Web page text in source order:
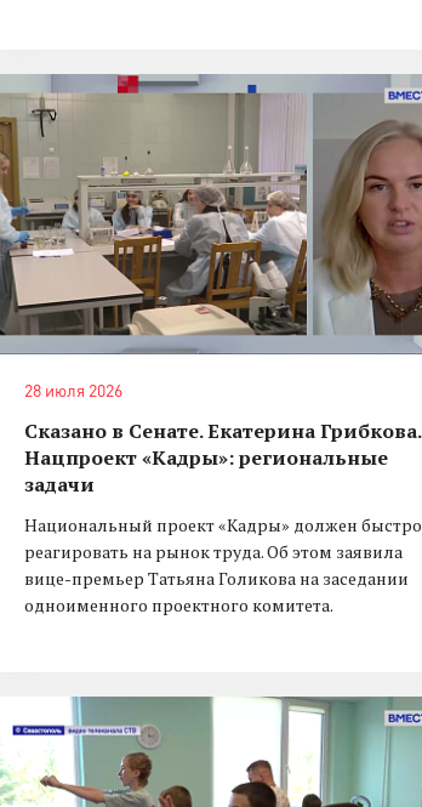
28 июля 2026
Сказано в Сенате. Екатерина Грибкова.
Нацпроект «Кадры»: региональные
задачи
Национальный проект «Кадры» должен быстро
реагировать на рынок труда. Об этом заявила
вице-премьер Татьяна Голикова на заседании
одноименного проектного комитета.